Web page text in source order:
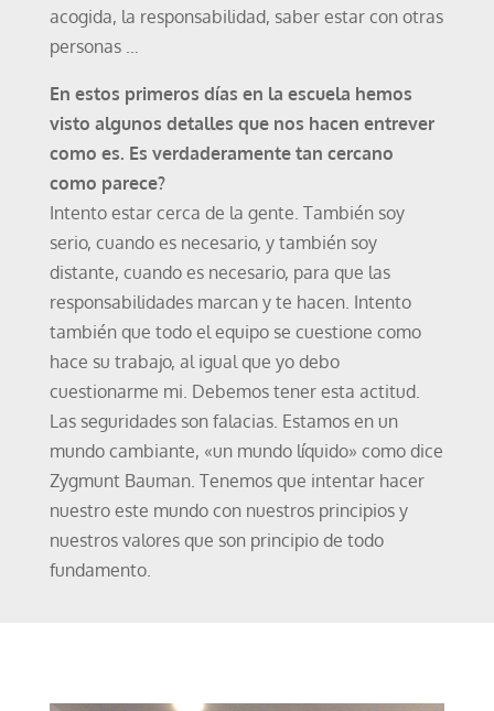
acogida, la responsabilidad, saber estar con otras
personas …
En estos primeros días en la escuela hemos
visto algunos detalles que nos hacen entrever
como es. Es verdaderamente tan cercano
como parece?
Intento estar cerca de la gente. También soy
serio, cuando es necesario, y también soy
distante, cuando es necesario, para que las
responsabilidades marcan y te hacen. Intento
también que todo el equipo se cuestione como
hace su trabajo, al igual que yo debo
cuestionarme mi. Debemos tener esta actitud.
Las seguridades son falacias. Estamos en un
mundo cambiante, «un mundo líquido» como dice
Zygmunt Bauman. Tenemos que intentar hacer
nuestro este mundo con nuestros principios y
nuestros valores que son principio de todo
fundamento.